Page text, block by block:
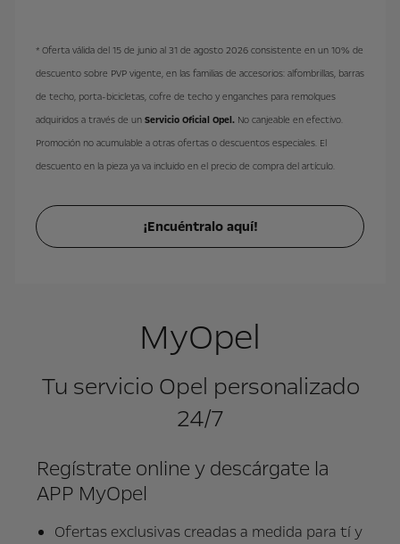
* Oferta válida del 15 de junio al 31 de agosto 2026 consistente en un 10% de
descuento sobre PVP vigente, en las familias de accesorios: alfombrillas, barras
de techo, porta-bicicletas, cofre de techo y enganches para remolques
adquiridos a través de un Servicio Oficial Opel. No canjeable en efectivo.
Promoción no acumulable a otras ofertas o descuentos especiales. El
descuento en la pieza ya va incluido en el precio de compra del artículo.
¡Encuéntralo aquí!
MyOpel
Tu servicio Opel personalizado
24/7
Regístrate online y descárgate la
APP MyOpel
Ofertas exclusivas creadas a medida para tí y